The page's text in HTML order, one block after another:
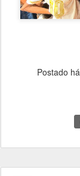
Postado há